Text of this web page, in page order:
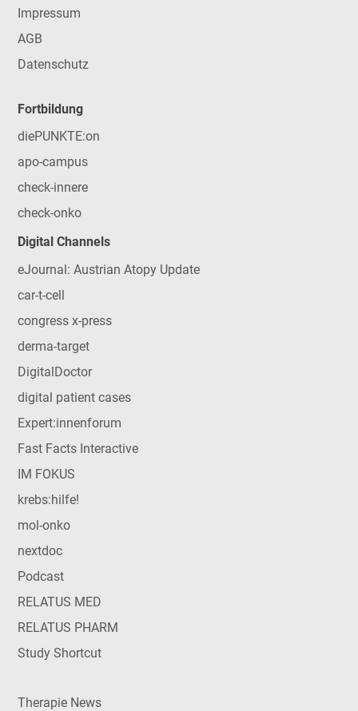
Impressum
AGB
Datenschutz
Fortbildung
diePUNKTE:on
apo-campus
check-innere
check-onko
Digital Channels
eJournal: Austrian Atopy Update
car-t-cell
congress x-press
derma-target
DigitalDoctor
digital patient cases
Expert:innenforum
Fast Facts Interactive
IM FOKUS
krebs:hilfe!
mol-onko
nextdoc
Podcast
RELATUS MED
RELATUS PHARM
Study Shortcut
Therapie News